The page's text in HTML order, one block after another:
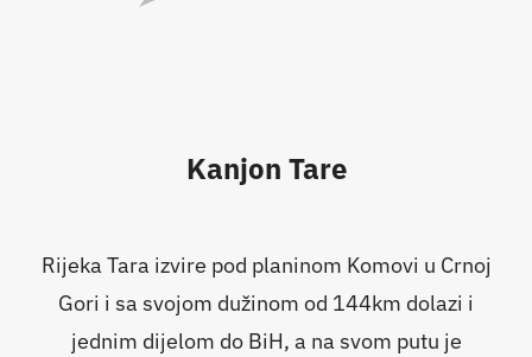
Kanjon Tare
Rijeka Tara izvire pod planinom Komovi u Crnoj
Gori i sa svojom dužinom od 144km dolazi i
jednim dijelom do BiH, a na svom putu je